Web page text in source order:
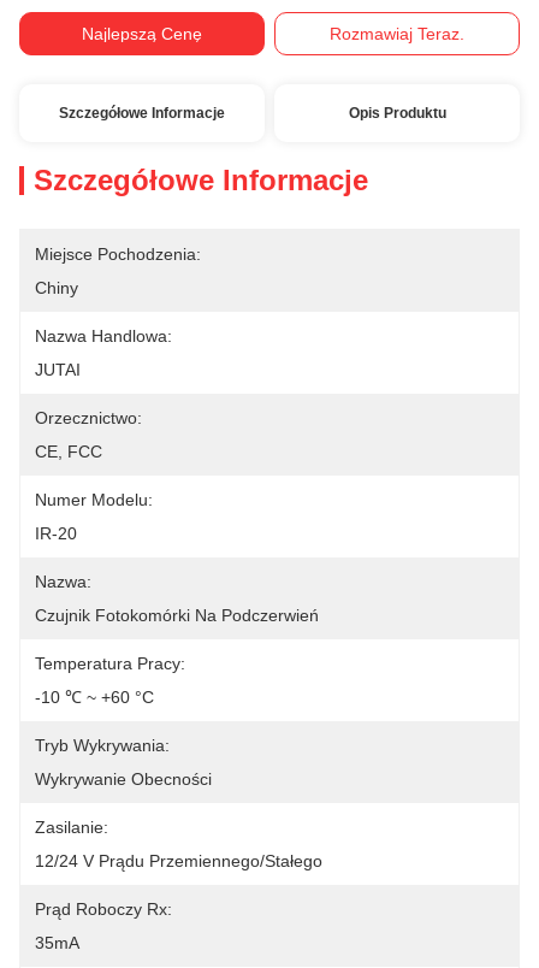
Najlepszą Cenę Rozmawiaj Teraz.
Szczegółowe Informacje Opis Produktu
Szczegółowe Informacje
Miejsce Pochodzenia:
Chiny
Nazwa Handlowa:
JUTAI
Orzecznictwo:
CE, FCC
Numer Modelu:
IR-20
Nazwa:
Czujnik Fotokomórki Na Podczerwień
Temperatura Pracy:
-10 ℃ ~ +60 °C
Tryb Wykrywania:
Wykrywanie Obecności
Zasilanie:
12/24 V Prądu Przemiennego/stałego
Prąd Roboczy Rx:
35mA